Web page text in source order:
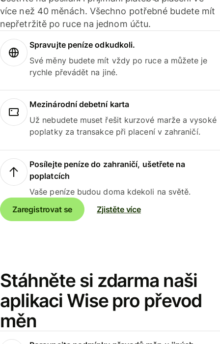
více než 40 měnách. Všechno potřebné budete mít
nepřetržitě po ruce na jednom účtu.
Spravujte peníze odkudkoli.
Své měny budete mít vždy po ruce a můžete je
rychle převádět na jiné.
Mezinárodní debetní karta
Už nebudete muset řešit kurzové marže a vysoké
poplatky za transakce při placení v zahraničí.
Posílejte peníze do zahraničí, ušetřete na
poplatcích
Vaše peníze budou doma kdekoli na světě.
Zaregistrovat se
Zjistěte více
Stáhněte si zdarma naši
aplikaci Wise pro převod
měn